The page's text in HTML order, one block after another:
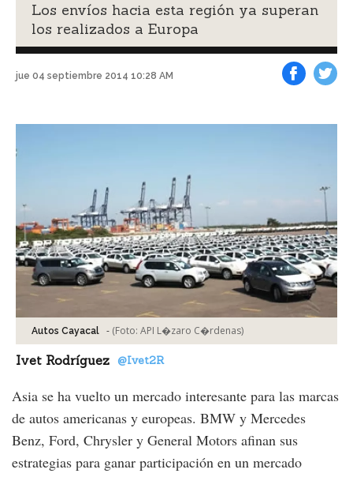
Los envíos hacia esta región ya superan
los realizados a Europa
jue 04 septiembre 2014 10:28 AM
Autos Cayacal - (Foto: API L�zaro C�rdenas)
Ivet Rodríguez @Ivet2R
Asia se ha vuelto un mercado interesante para las marcas
de autos americanas y europeas. BMW y Mercedes
Benz, Ford, Chrysler y General Motors afinan sus
estrategias para ganar participación en un mercado